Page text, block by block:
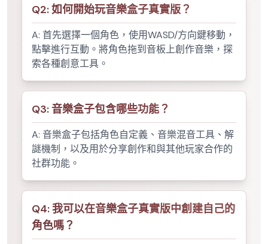
Q2:如何開始玩音樂盒子真實版？
A: 首先選擇一個角色，使用WASD/方向鍵移動，
點擊進行互動。將角色拖到音板上創作音樂，探
索各種創意工具。
Q3: 音樂盒子包含哪些功能？
A: 音樂盒子包括角色自定義、音樂混音工具、解
謎機制，以及用於分享創作和與其他玩家合作的
社群功能。
Q4:我可以在音樂盒子真實版中創建自己的
角色嗎？